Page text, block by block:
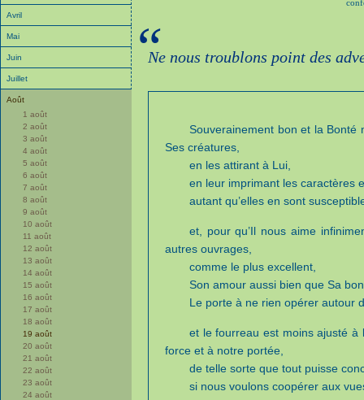
Avril
Mai
Juin
Juillet
Août
1 août
2 août
3 août
4 août
5 août
6 août
7 août
8 août
9 août
10 août
11 août
12 août
13 août
14 août
15 août
16 août
17 août
18 août
19 août
20 août
21 août
22 août
23 août
24 août
“
Ne nous troublons point des
Souverainement bon et la Bonté
Ses créatures,
en les attirant à Lui,
en leur imprimant les caractères
autant qu’elles en sont
et, pour qu’Il nous aime
autres ouvrages,
comme le plus excellent,
Son amour aussi bien que Sa
Le porte à ne rien opérer autour
et le fourreau est moins ajusté à
force et à notre portée,
de telle sorte que tout puisse
si nous voulons coopérer aux